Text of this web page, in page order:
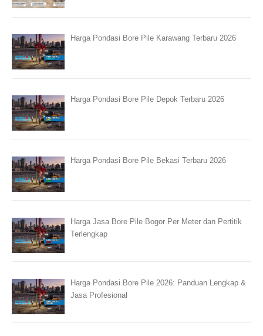
Harga Pondasi Bore Pile Karawang Terbaru 2026
Harga Pondasi Bore Pile Depok Terbaru 2026
Harga Pondasi Bore Pile Bekasi Terbaru 2026
Harga Jasa Bore Pile Bogor Per Meter dan Pertitik
Terlengkap
Harga Pondasi Bore Pile 2026: Panduan Lengkap &
Jasa Profesional